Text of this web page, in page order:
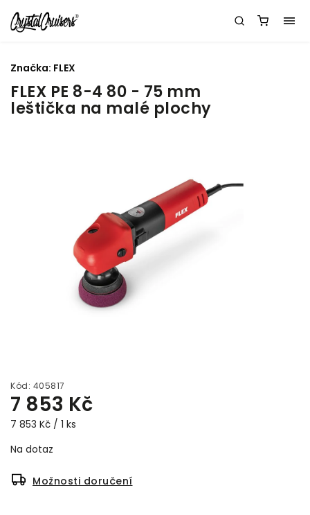
FLEX PE 8-4 80 - 75 mm
leštička na malé plochy
Kód: 405817
7 853 Kč
7 853 Kč / 1 ks
Na dotaz
Možnosti doručení
Značka: FLEX